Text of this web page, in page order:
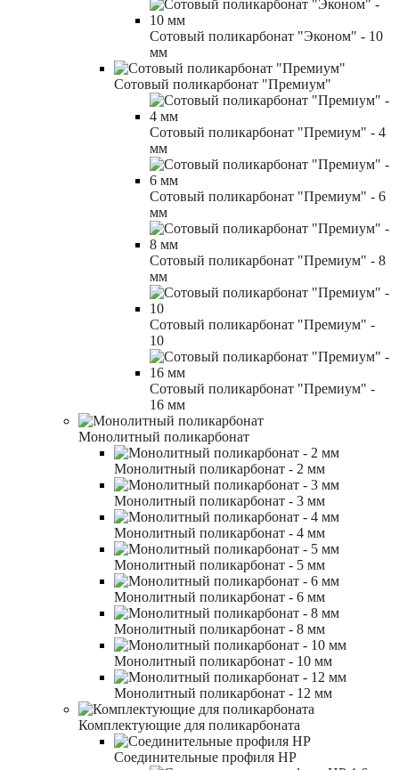
Сотовый поликарбонат "Эконом" - 10
мм
Сотовый поликарбонат "Премиум"
Сотовый поликарбонат "Премиум" - 4
мм
Сотовый поликарбонат "Премиум" - 6
мм
Сотовый поликарбонат "Премиум" - 8
мм
Сотовый поликарбонат "Премиум" -
10
Сотовый поликарбонат "Премиум" -
16 мм
Монолитный поликарбонат
Монолитный поликарбонат - 2 мм
Монолитный поликарбонат - 3 мм
Монолитный поликарбонат - 4 мм
Монолитный поликарбонат - 5 мм
Монолитный поликарбонат - 6 мм
Монолитный поликарбонат - 8 мм
Монолитный поликарбонат - 10 мм
Монолитный поликарбонат - 12 мм
Комплектующие для поликарбоната
Соединительные профиля HP